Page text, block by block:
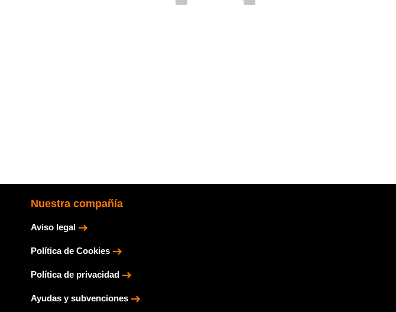
Nuestra compañía
Aviso legal
Política de Cookies
Política de privacidad
Ayudas y subvenciones